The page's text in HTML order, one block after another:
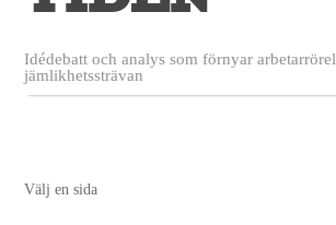
Idédebatt och analys som förnyar
jämlikhetssträvan
Välj en sida